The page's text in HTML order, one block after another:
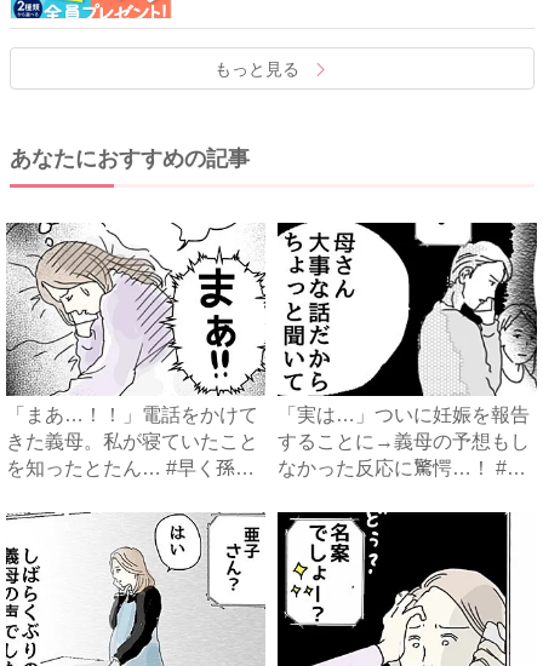
もっと見る
あなたにおすすめの記事
「まあ…！！」電話をかけて
きた義母。私が寝ていたこと
を知ったとたん… #早く孫
「実は…」ついに妊娠を報告
することに→義母の予想もし
なかった反応に驚愕…！ #